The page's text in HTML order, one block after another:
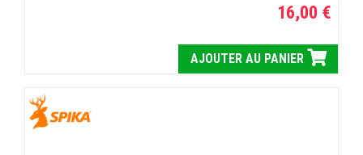
16,00 €
AJOUTER AU PANIER